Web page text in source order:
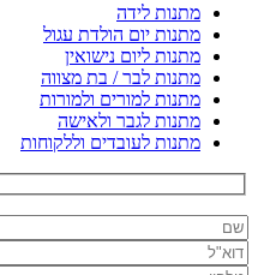
מתנות לידה
מתנות יום הולדת עגול
מתנות ליום נישואין
מתנות לבר / בת מצווה
מתנות למורים ולמורות
מתנות לגבר ולאישה
מתנות לעובדים וללקוחות